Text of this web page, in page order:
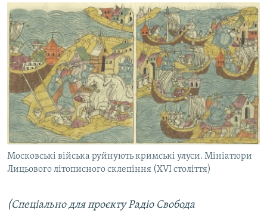
СВІТ
КИТАЙ.ВИКЛИКИ
МУЛЬТИМЕДІА
ФОТО
СПЕЦПРОЄКТИ
ПОДКАСТИ
КРИМ РЕАЛІЇ
РУС
УКР
Московські війська руйнують кримські улуси. Мініатюри
Лицьового літописного склепіння (XVI століття)
(Спеціально для проєкту Радіо Свобода